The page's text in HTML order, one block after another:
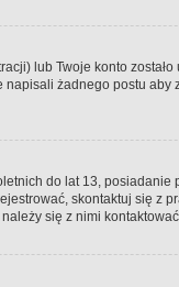
lub Twoje konto
żadnego postu
do lat 13,
skontaktuj się z
się z nimi